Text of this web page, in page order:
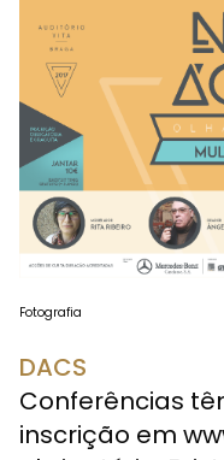
Fotografia
DACS
Conferências
inscrição em